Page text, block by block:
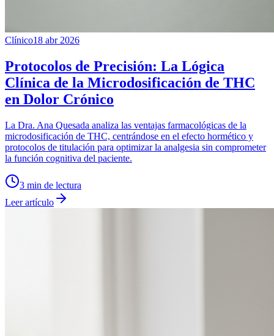
Clínico18 abr 2026
Protocolos de Precisión: La Lógica
Clínica de la Microdosificación de THC
en Dolor Crónico
La Dra. Ana Quesada analiza las ventajas farmacológicas de la
microdosificación de THC, centrándose en el efecto hormético y
protocolos de titulación para optimizar la analgesia sin comprometer
la función cognitiva del paciente.
3 min de lectura
Leer artículo